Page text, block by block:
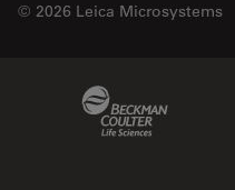
© 2026 Leica Microsystems